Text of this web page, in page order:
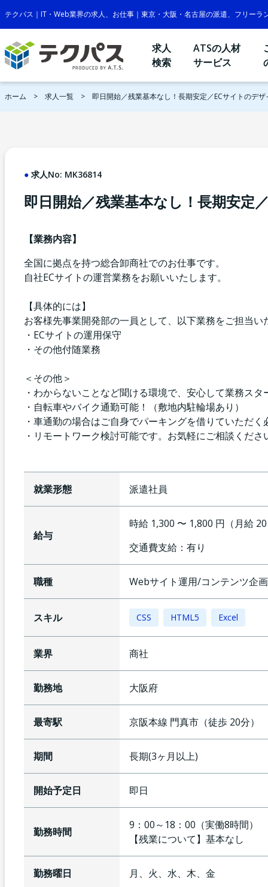
テクパス｜IT・Web業界の求人、お仕事｜東京・大阪・名古屋の派遣、フリーラ
求人
検索
ATSの人材
サービス
ホーム 求人一覧 即日開始／残業基本なし！長期安定／ECサイトのデ
求人No: MK36814
即日開始／残業基本なし！長期安定
【業務内容】
全国に拠点を持つ総合卸商社でのお仕事です。
自社ECサイトの運営業務をお願いいたします。
【具体的には】
お客様先事業開発部の一員として、以下業務をご担当い
・ECサイトの運用保守
・その他付随業務
＜その他＞
・わからないことなど聞ける環境で、安心して業務スタ
・自転車やバイク通勤可能！（敷地内駐輪場あり）
・車通勤の場合はご自身でパーキングを借りていただ
・リモートワーク検討可能です。お気軽にご相談くださ
就業形態 派遣社員
給与
時給 1,300 〜 1,800 円（月給
交通費支給： 有り
職種 Webサイト運用/コンテンツ企画
スキル CSS HTML5 Excel
業界 商社
勤務地 大阪府
最寄駅 京阪本線 門真市 （徒歩 20分）
期間 長期(3ヶ月以上)
開始予定日 即日
勤務時間
9：00～18：00（実働8時間）
【残業について】 基本なし
勤務曜日 月、火、水、木、金